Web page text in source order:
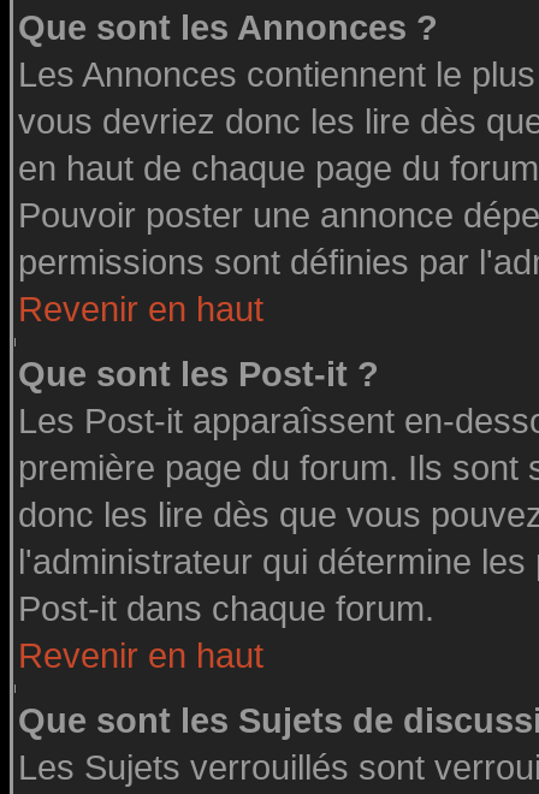
Que sont les Annonces ?
Les Annonces contiennent le
vous devriez donc les lire dès
en haut de chaque page du
Pouvoir poster une annonce
permissions sont définies par
Revenir en haut
Que sont les Post-it ?
Les Post-it apparaîssent en-
première page du forum. Ils
donc les lire dès que vous
l'administrateur qui détermine
Post-it dans chaque forum.
Revenir en haut
Que sont les Sujets de
Les Sujets verrouillés sont